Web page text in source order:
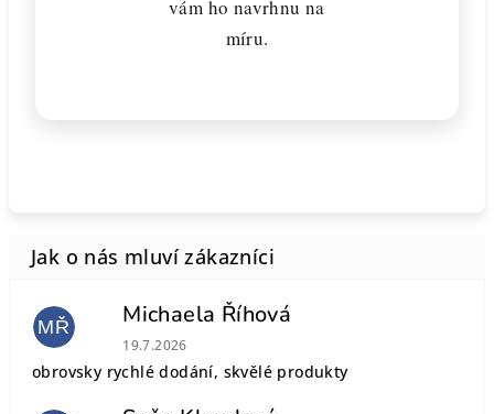
vám ho navrhnu na
míru.
MŘ Michaela Říhová
Hodnocení obchodu je 5 z 5 hvězdiček.
19.7.2026
obrovsky rychlé dodání, skvělé produkty